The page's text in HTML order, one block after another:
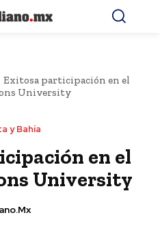
Exitosa participación en el
University
y Bahía
en el
University